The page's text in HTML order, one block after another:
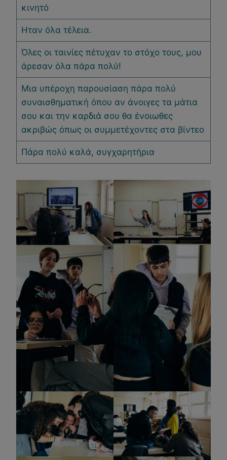
κινητό
Ηταν όλα τέλεια.
Όλες οι ταινίες πέτυχαν το στόχο τους, μου
άρεσαν όλα πάρα πολύ!
Μια υπέροχη παρουσίαση πάρα πολύ
συναισθηματική όπου αν άνοιγες τα μάτια
σου και την καρδιά σου θα ένοιωθες
ακριβώς όπως οι συμμετέχοντες στα βίντεο
Πάρα πολύ καλά, συγχαρητήρια